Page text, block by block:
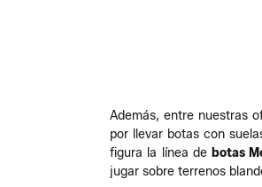
Además, entre nuestras
por llevar botas con
figura la línea de botas
jugar sobre terrenos